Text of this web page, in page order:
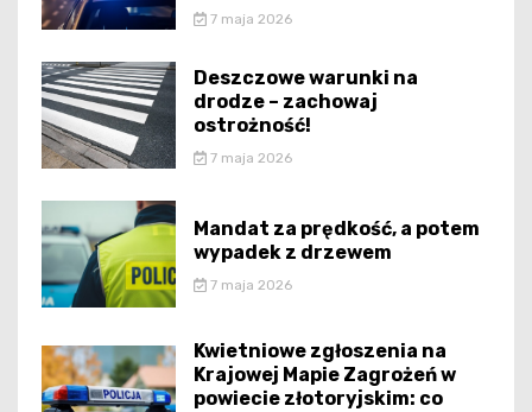
7 maja 2026
Deszczowe warunki na
drodze – zachowaj
ostrożność!
7 maja 2026
Mandat za prędkość, a potem
wypadek z drzewem
7 maja 2026
Kwietniowe zgłoszenia na
Krajowej Mapie Zagrożeń w
powiecie złotoryjskim: co